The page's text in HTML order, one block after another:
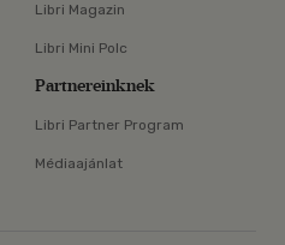
Libri Magazin
Libri Mini Polc
Partnereinknek
Libri Partner Program
Médiaajánlat